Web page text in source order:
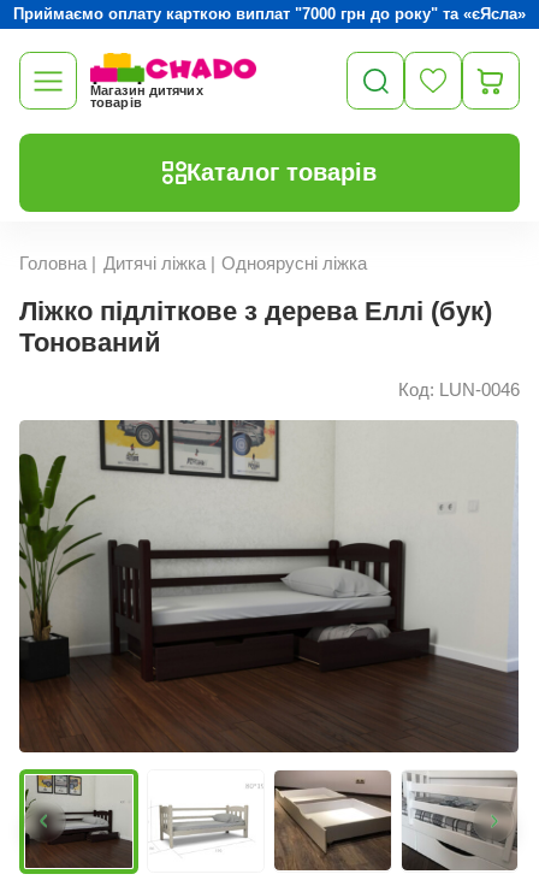
Приймаємо оплату карткою виплат "7000 грн до року" та «єЯсла»
Магазин дитячих
товарів
Каталог товарів
Головна | Дитячі ліжка| Одноярусні ліжка
Ліжко підліткове з дерева Еллі (бук)
Тонований
Код: LUN-0046